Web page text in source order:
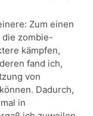
Zum einen
die zombie-
kämpfen,
fand ich,
von
Dadurch,
in